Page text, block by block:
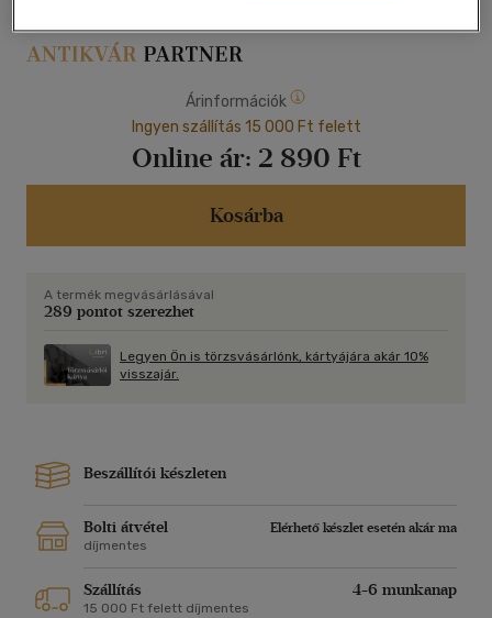
Árinformációk
Ingyen szállítás 15 000 Ft felett
Online ár: 2 890 Ft
Kosárba
A termék megvásárlásával
289 pontot szerezhet
Legyen Ön is törzsvásárlónk, kártyájára akár 10%
visszajár.
Beszállítói készleten
Bolti átvétel
Elérhető készlet esetén akár ma
díjmentes
Szállítás 4-6 munkanap
15 000 Ft felett díjmentes